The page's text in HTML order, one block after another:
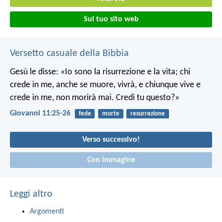
Sul tuo sito web
Versetto casuale della Bibbia
Gesù le disse: «Io sono la risurrezione e la vita; chi
crede in me, anche se muore, vivrà, e chiunque vive e
crede in me, non morirà mai. Credi tu questo?»
Giovanni 11:25-26 fede morte resurrezione
Verso successivo!
Con immagine
Leggi altro
Argomenti